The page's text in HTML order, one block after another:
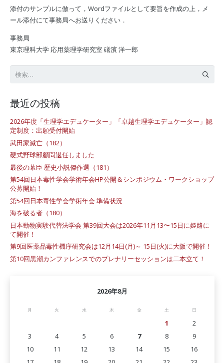
添付のサンプルに倣って，Wordファイルとして要旨を作成の上，メ
ール添付にて事務局へお送りください．
事務局
東京理科大学 応用薬理学研究室 礒濱 洋一郎
最近の投稿
2026年度「生理学エデュケーター」「卓越生理学エデュケーター」認
定制度：出願受付開始
武田家滅亡（182）
硬式野球部顧問退任しました
最後の幕臣 歴史小説傑作選（181）
第54回日本毒性学会学術年会HP公開＆シンポジウム・ワークショップ
公募開始！
第54回日本毒性学会学術年会 準備状況
海を破る者（180）
日本動物実験代替法学会 第39回大会は2026年11月13〜15日に姫路に
て開催！
第9回医薬品毒性機序研究会は12月14日(月)～ 15日(火)に大阪で開催！
第10回黒潮カンファレンスでのプレナリーセッションは二本立て！
2026年8月
月 火 水 木 金 土 日
1
2
3
4 5 6 7 8
9
10
11 12 13 14 15
16